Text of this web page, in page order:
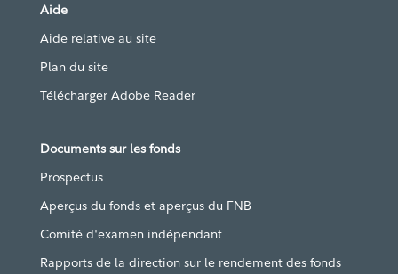
Aide
Aide relative au site
Plan du site
Télécharger Adobe Reader
Documents sur les fonds
Prospectus
Aperçus du fonds et aperçus du FNB
Comité d'examen indépendant
Rapports de la direction sur le rendement des fonds